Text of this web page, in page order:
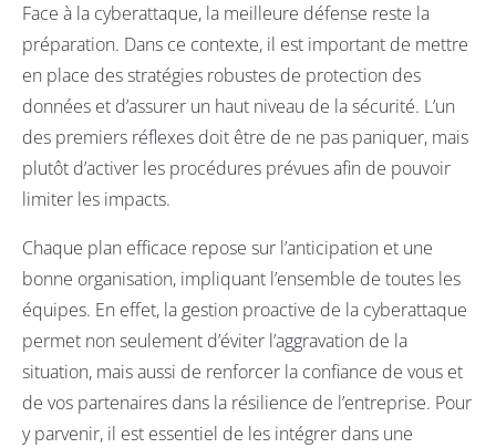
Face à la cyberattaque, la meilleure défense reste la
préparation. Dans ce contexte, il est important de mettre
en place des stratégies robustes de protection des
données et d’assurer un haut niveau de la sécurité. L’un
des premiers réflexes doit être de ne pas paniquer, mais
plutôt d’activer les procédures prévues afin de pouvoir
limiter les impacts.
Chaque plan efficace repose sur l’anticipation et une
bonne organisation, impliquant l’ensemble de toutes les
équipes. En effet, la gestion proactive de la cyberattaque
permet non seulement d’éviter l’aggravation de la
situation, mais aussi de renforcer la confiance de vous et
de vos partenaires dans la résilience de l’entreprise. Pour
y parvenir, il est essentiel de les intégrer dans une